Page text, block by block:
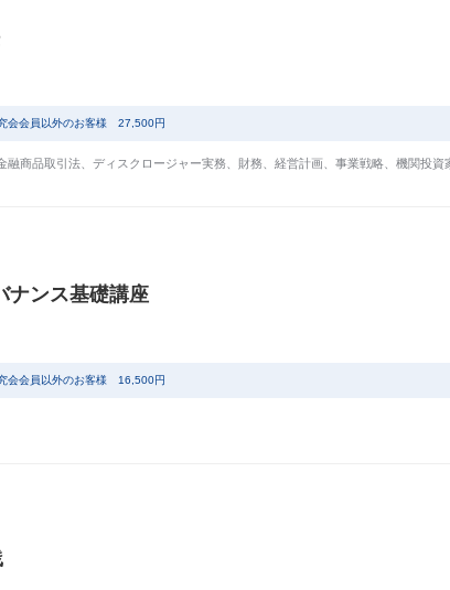
会会員以外のお客様 27,500円
融商品取引法 ディスクロージャー実務 財務 経営計画 事業戦略 機関投資
ナンス基礎講座
会会員以外のお客様 16,500円